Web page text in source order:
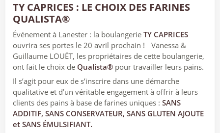
TY CAPRICES : LE CHOIX DES FARINES
QUALISTA®
Événement à Lanester : la boulangerieTY CAPRICES
ouvrira ses portes le 20 avril prochain ! Vanessa &
Guillaume LOUËT, les propriétaires de cette boulangerie,
ont fait le choix de Qualista® pour travailler leurs pains.
Il s’agit pour eux de s’inscrire dans une démarche
qualitative et d’un véritable engagement à offrir à leurs
clients des pains à base de farines uniques :SANS
ADDITIF, SANS CONSERVATEUR, SANS GLUTEN AJOUTE
et SANS ÉMULSIFIANT.